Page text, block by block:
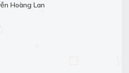
Hoàng Lan